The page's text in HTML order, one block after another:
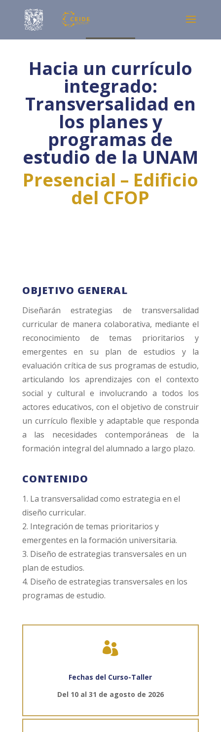
Hacia un currículo
integrado:
Transversalidad en
los planes y
programas de
estudio de la UNAM
Presencial – Edificio
del CFOP
OBJETIVO GENERAL
Diseñarán estrategias de transversalidad
curricular de manera colaborativa, mediante el
reconocimiento de temas prioritarios y
emergentes en su plan de estudios y la
evaluación crítica de sus programas de estudio,
articulando los aprendizajes con el contexto
social y cultural e involucrando a todos los
actores educativos, con el objetivo de construir
un currículo flexible y adaptable que responda
a las necesidades contemporáneas de la
formación integral del alumnado a largo plazo.
CONTENIDO
1. La transversalidad como estrategia en el
diseño curricular.
2. Integración de temas prioritarios y
emergentes en la formación universitaria.
3. Diseño de estrategias transversales en un
plan de estudios.
4. Diseño de estrategias transversales en los
programas de estudio.

Fechas del Curso-Taller
Del 10 al 31 de agosto de 2026